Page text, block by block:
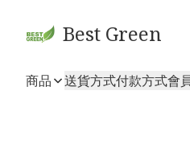
Best Green
商品 送貨方式付款方式會